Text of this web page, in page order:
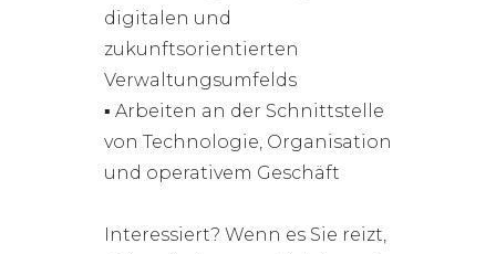
digitalen und
zukunftsorientierten
Verwaltungsumfelds
▪ Arbeiten an der Schnittstelle
von Technologie, Organisation
und operativem Geschäft
Interessiert? Wenn es Sie reizt,